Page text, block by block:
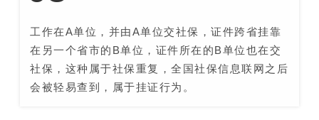
工作在A单位，并由A单位交社保，证件跨省挂靠
在另一个省市的B单位，证件所在的B单位也在交
社保，这种属于社保重复，全国社保信息联网之后
会被轻易查到，属于挂证行为。